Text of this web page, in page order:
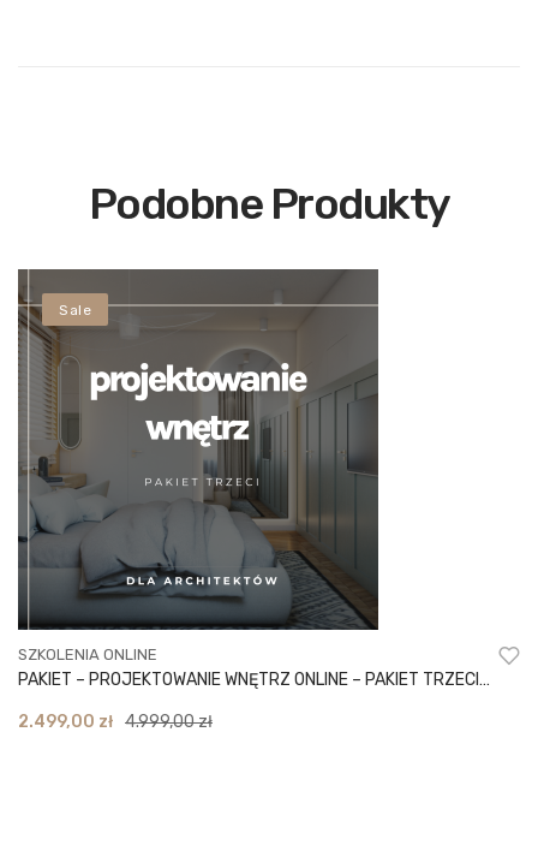
Podobne Produkty
Sale
SZKOLENIA ONLINE
PAKIET – PROJEKTOWANIE WNĘTRZ ONLINE – PAKIET TRZECI
4.999,00zł
Original
2.499,00 złCurrent